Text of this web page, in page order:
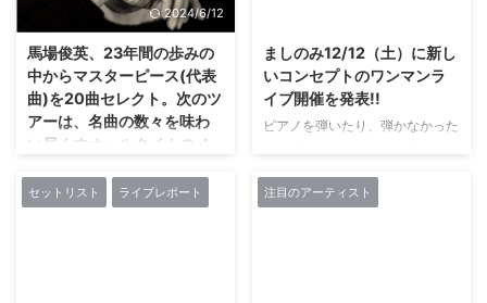
2024/6/12
馬場俊英、23年間の歩みの
中からマスターピース(代表
曲)を20曲セレクト。次のツ
アーは、名曲の数々を味わ
い尽くすオールタイムのベ
昨年は、根本要(スターダスト☆
ましのみ12/12（土）に新し
いコンセプトのワンマンラ
イブ開催を発表!!
ピアノを弾いたり、弾かなかった
らい盛り上がって最高に楽しん
で！ キーボード弾き語りスタイ
セットリスト ライブレポート 注目のアーティスト